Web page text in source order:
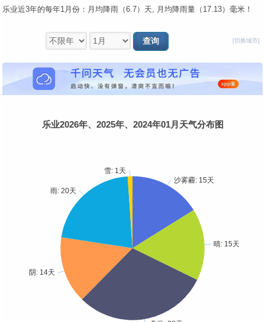
乐业近3年的每年1月份：月均降雨（6.7）天, 月均降雨量（17.13）毫米！
[切换城市]
乐业2026年、2025年、2024年01月天气分布图